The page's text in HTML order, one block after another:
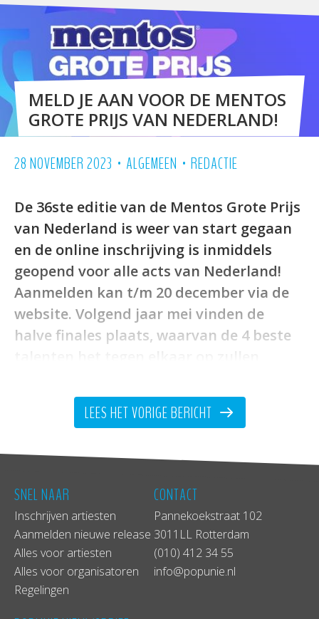
MELD JE AAN VOOR DE MENTOS
GROTE PRIJS VAN NEDERLAND!
28 NOVEMBER 2023 • ALGEMEEN • REDACTIE
De 36ste editie van de Mentos Grote Prijs
van Nederland is weer van start gegaan
en de online inschrijving is inmiddels
geopend voor alle acts van Nederland!
Aanmelden kan t/m 20 december via de
website. Volgend jaar mei vinden de
halve finales plaats, waarvan de 4 beste
TivoliVredenburg Utrecht. Ga jij de
uitdaging aan?LEES HET VORIGE BERICHT
SNEL NAAR
Inschrijven artiesten
Aanmelden nieuwe release
Alles voor artiesten
Alles voor organisatoren
Regelingen
CONTACT
Pannekoekstraat 102
3011LL Rotterdam
(010) 412 34 55
info@popunie.nl